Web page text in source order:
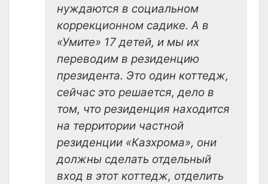
нуждаются в социальном
коррекционном садике. А в
«Умите» 17 детей, и мы их
переводим в резиденцию
президента. Это один коттедж,
сейчас это решается, дело в
том, что резиденция находится
на территории частной
резиденции «Казхрома», они
должны сделать отдельный
вход в этот коттедж, отделить